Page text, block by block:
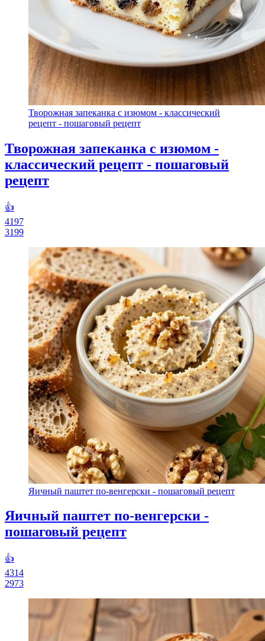
Творожная запеканка с изюмом - классический
рецепт - пошаговый рецепт
Творожная запеканка с изюмом -
классический рецепт - пошаговый
рецепт
👍
4197
3199
Яичный паштет по-венгерски - пошаговый рецепт
Яичный паштет по-венгерски -
пошаговый рецепт
👍
4314
2973